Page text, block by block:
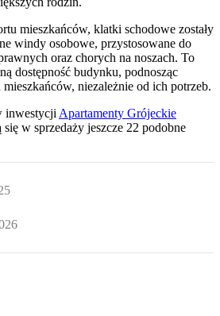
mieszkańców, klatki schodowe zostały
windy osobowe, przystosowane do
oraz chorych na noszach. To
dostępność budynku, podnosząc
niezależnie od ich potrzeb.
inwestycji Apartamenty Grójeckie
się w sprzedaży jeszcze 22 podobne